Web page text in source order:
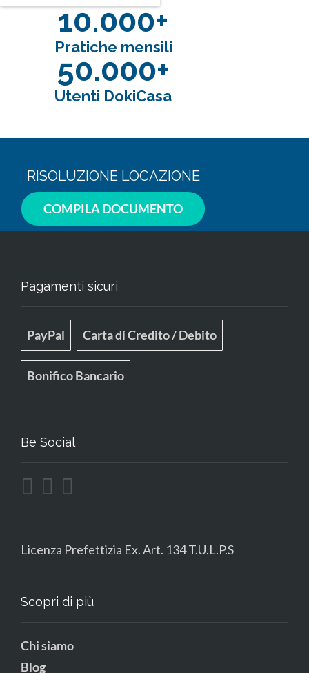
10.000+
Pratiche mensili
50.000+
Utenti DokiCasa
RISOLUZIONE LOCAZIONE
COMPILA DOCUMENTO
Pagamenti sicuri
PayPal Carta di Credito / Debito
Bonifico Bancario
Be Social
Licenza Prefettizia Ex. Art. 134 T.U.L.P.S
Scopri di più
Chi siamo
Blog